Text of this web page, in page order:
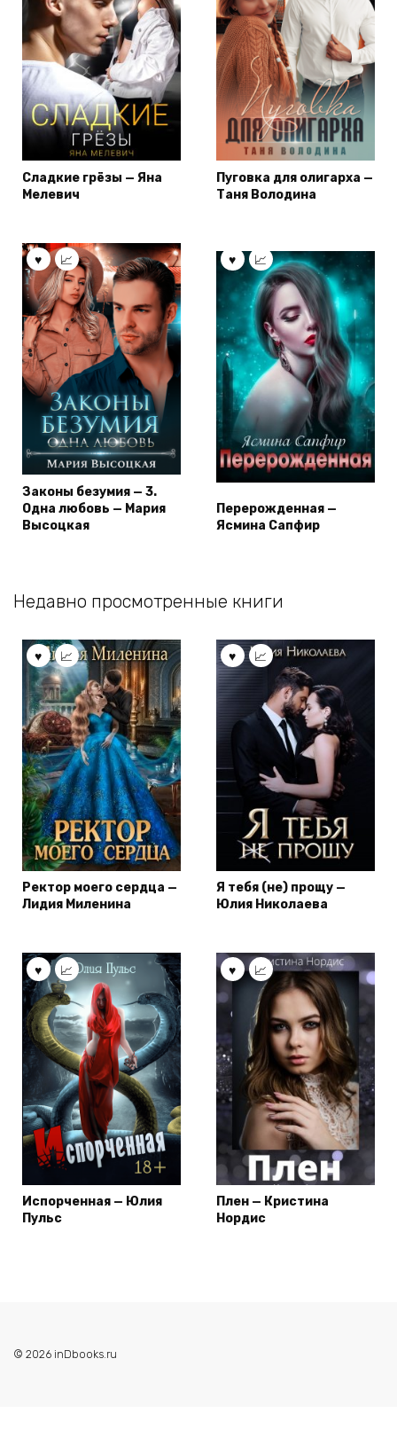
Сладкие грёзы — Яна
Мелевич
Пуговка для олигарха —
Таня Володина
Законы безумия — 3.
Одна любовь — Мария
Высоцкая
Перерожденная —
Ясмина Сапфир
Недавно просмотренные книги
Ректор моего сердца —
Лидия Миленина
Я тебя (не) прощу —
Юлия Николаева
Испорченная — Юлия
Пульс
Плен — Кристина
Нордис
© 2026 inDbooks.ru